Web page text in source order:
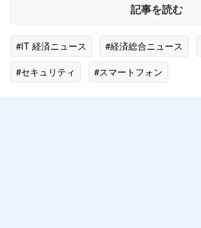
記事を読む
#IT 経済ニュース #経済総合ニュース
#セキュリティ
#スマートフォン